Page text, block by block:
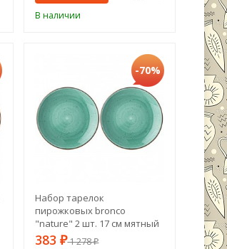
В наличии
-70%
Набор тарелок
пирожковых bronco
"nature" 2 шт. 17 см мятный
Bronco (263-1118)
383₽1 278₽